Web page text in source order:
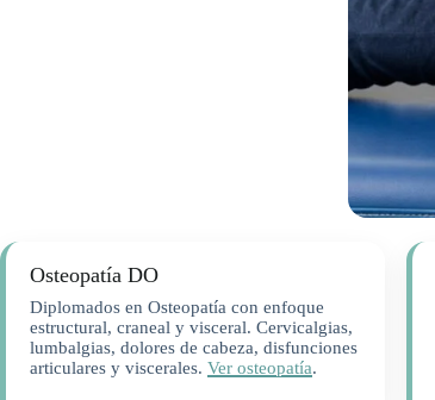
Osteopatía DO
Diplomados en Osteopatía con enfoque
estructural, craneal y visceral. Cervicalgias,
lumbalgias, dolores de cabeza, disfunciones
articulares y viscerales. Ver osteopatía.